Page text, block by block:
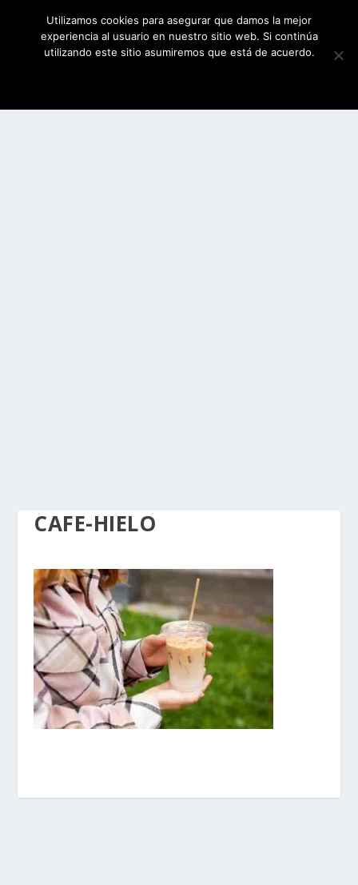
CAFE-HIELO
Utilizamos cookies para asegurar que damos la mejor
experiencia al usuario en nuestro sitio web. Si continúa
utilizando este sitio asumiremos que está de acuerdo.